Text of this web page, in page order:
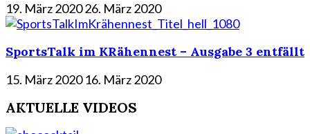
19. März 202026. März 2020
SportsTalk im KRähennest – Ausgabe 3 entfällt
15. März 2020 16. März 2020
AKTUELLE VIDEOS